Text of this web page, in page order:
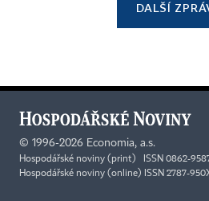
DALŠÍ
© 1996-2026 Economia, a.s.
Hospodářské noviny (print) ISSN 0862-
Hospodářské noviny (online) ISSN 2787-